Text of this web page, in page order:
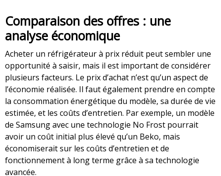
Comparaison des offres : une
analyse économique
Acheter un réfrigérateur à prix réduit peut sembler une
opportunité à saisir, mais il est important de considérer
plusieurs facteurs. Le prix d’achat n’est qu’un aspect de
l’économie réalisée. Il faut également prendre en compte
la consommation énergétique du modèle, sa durée de vie
estimée, et les coûts d’entretien. Par exemple, un modèle
de Samsung avec une technologie No Frost pourrait
avoir un coût initial plus élevé qu’un Beko, mais
économiserait sur les coûts d’entretien et de
fonctionnement à long terme grâce à sa technologie
avancée.